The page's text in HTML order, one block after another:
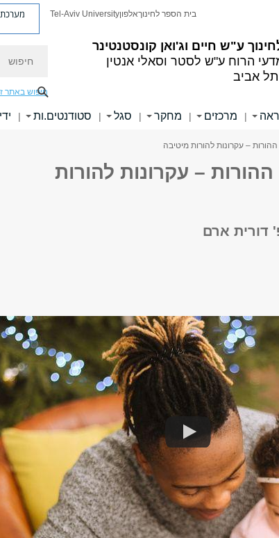
ע"ש חיים וג'ואן קונסטנטינר
הרוח ע"ש לסטר וסאלי אנטין
תל אביב
בית הספר לחינוךאלפוןTel-Aviv University מערכת
חיפוש באתר
| מרכזים | מחקר | סגל | סטודנטים.ות |
– עקרונות להורות מיטיבה
– עקרונות להורות
דורית ארם